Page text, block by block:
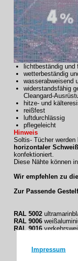
Impressum
lichtbeständig und
wetterbeständig
wasserabweisend
widerstandsfähig
Cleangard-
hitze- und
reißfest
luftdurchlässig
pflegeleicht
Hinweis
Soltis- Tücher
horizontaler
konfektioniert.
Diese Nähte können
Wir empfehlen zu
Zur Passende
RAL 5002
RAL 9006
RAL 9016